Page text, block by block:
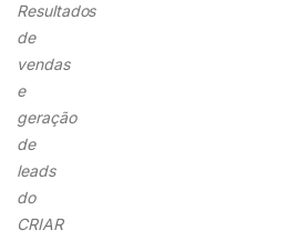
Resultados
de
vendas
e
geração
de
leads
do
CRIAR